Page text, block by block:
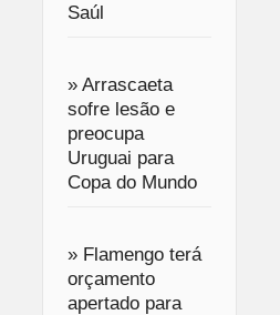
Saúl
» Arrascaeta
sofre lesão e
preocupa
Uruguai para
Copa do Mundo
» Flamengo terá
orçamento
apertado para